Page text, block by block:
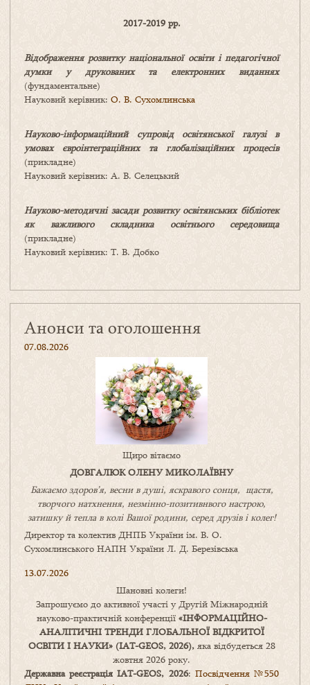
2017-2019 рр.
Відображення розвитку національної освіти і педагогічної
думки у друкованих та електронних виданнях
(фундаментальне)
Науковий керівник: О. В. Сухомлинська
Науково-інформаційний супровід освітянської галузі в
умовах євроінтеграційних та глобалізаційних процесів
(прикладне)
Науковий керівник: А. В. Селецький
Науково-методичні засади розвитку освітянських бібліотек
як важливого складника освітнього середовища
(прикладне)
Науковий керівник: Т. В. Добко
Анонси та оголошення
07.08.2026
Щиро вітаємо
ДОВГАЛЮК ОЛЕНУ МИКОЛАЇВНУ
Бажаємо здоров’я, весни в душі, яскравого сонця, щастя,
творчого натхнення, незмінно-позитивнвого настрою,
затишкуйтепла в коліВашоїродини, серед друзів і колег!
Директор та колектив ДНПБ України ім. В. О.
Сухомлинського НАПН України Л. Д. Березівська
13.07.2026
Шановні колеги!
Запрошуємо до активної участі у Другій Міжнародній
науково-практичній конференції «ІНФОРМАЦІЙНО-
АНАЛІТИЧНІ ТРЕНДИ ГЛОБАЛЬНОЇ ВІДКРИТОЇ
ОСВІТИ І НАУКИ» (IAT-GEOS, 2026),яка відбудеться 28
жовтня 2026 року.
Державна реєстрація IAT-GEOS, 2026: Посвідчення №550